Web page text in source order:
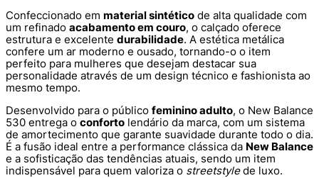
Confeccionado em material sintético de alta qualidade com
um refinado acabamento em couro, o calçado oferece
estrutura e excelente durabilidade. A estética metálica
confere um ar moderno e ousado, tornando-o o item
perfeito para mulheres que desejam destacar sua
personalidade através de um design técnico e fashionista ao
mesmo tempo.
Desenvolvido para o público feminino adulto, o New Balance
530 entrega o conforto lendário da marca, com um sistema
de amortecimento que garante suavidade durante todo o dia.
É a fusão ideal entre a performance clássica da New Balance
e a sofisticação das tendências atuais, sendo um item
indispensável para quem valoriza o streetstylede luxo.